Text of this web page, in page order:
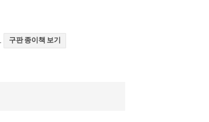
구판 종이책 보기